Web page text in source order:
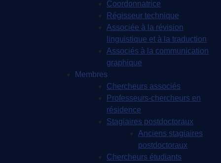
Coordonnatrice
Régisseur technique
Associée à la révision
linguistique et à la traduction
Associés à la communication
graphique
Membres
Chercheurs associés
Professeurs-chercheurs en
résidence
Stagiaires postdoctoraux
Anciens stagiaires
postdoctoraux
Chercheurs étudiants